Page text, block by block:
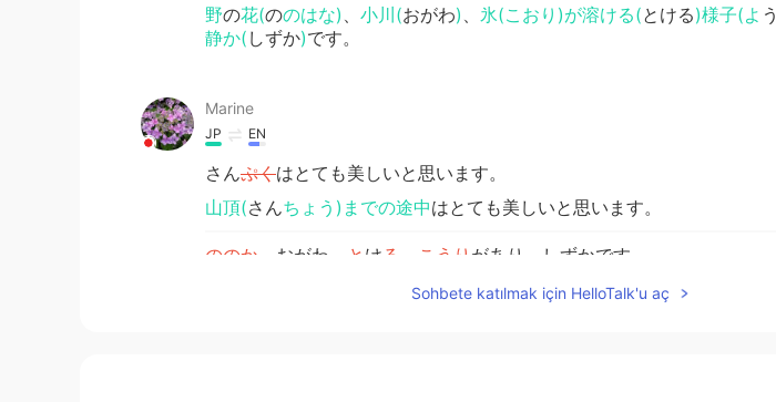
野の花(ののはな) 小川(おがわ) 氷(こおり)が溶ける(とける)様子(よ う
静か( しずか)です。
Marine
JP EN
さんぷくはとても美しいと思います。
山頂(さんちょう)までの途中はとても美しいと思います。
ののか 、おがわ、 と け る こうり があり、しずかです。
、おがわ、雪解け水(ゆきどけみず)があり、しずかです。
Sohbete katılmak için HelloTalk'u aç